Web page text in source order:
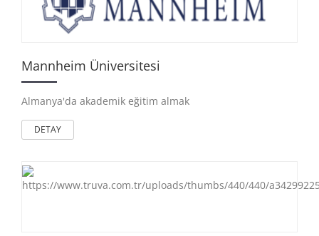
Mannheim Üniversitesi
Almanya'da akademik eğitim almak
DETAY